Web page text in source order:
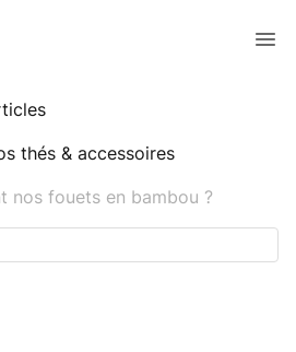
thés & accessoires
nos fouets en bambou ?